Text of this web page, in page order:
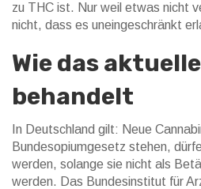
zu THC ist. Nur weil etwas nicht
nicht, dass es uneingeschränkt
Wie das
behandelt
In Deutschland gilt: Neue
Bundesopiumgesetz stehen,
werden, solange sie nicht als
werden. Das Bundesinstitut für